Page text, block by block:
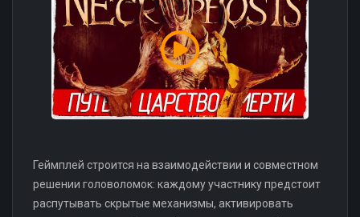
Геймплей строится на взаимодействии и совместном
решении головоломок: каждому участнику предстоит
распутывать скрытые механизмы, активировать